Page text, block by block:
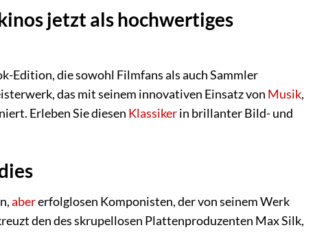
jetzt als hochwertiges
Edition, die sowohl Filmfans als auch Sammler
das mit seinem innovativen Einsatz von Musik,
Erleben Sie diesen Klassikerin brillanter Bild- und
abererfolglosen Komponisten, der von seinem Werk
den des skrupellosen Plattenproduzenten Max Silk,